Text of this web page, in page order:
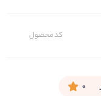
کد محصول
۰